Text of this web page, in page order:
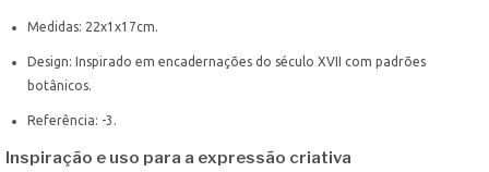
Medidas: 22x1x17cm.
Design: Inspirado em encadernações do século XVII com padrões
botânicos.
Referência: -3.
Inspiração e uso para a expressão criativa